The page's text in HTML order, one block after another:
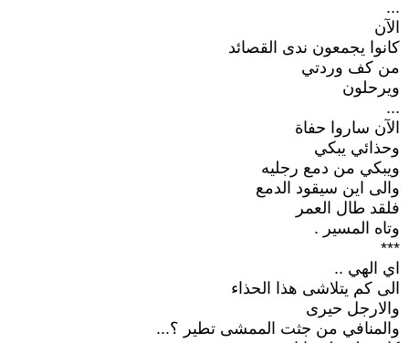
...
الآن
كانوا يجمعون ندى القصائد
من كف وردتي
ويرحلون
...
الآن ساروا حفاة
وحذائي يبكي
ويبكي من دمع رجليه
والى اين سيقود الدمع
فلقد طال العمر
وتاه المسير .
***
اي الهي ..
الى كم يتلاشى هذا الحذاء
والارجل حيرى
والمنافي من جثت الممشى تطير ؟...